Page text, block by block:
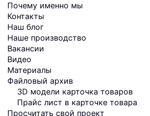
Почему именно мы
Контакты
Наш блог
Наше производство
Вакансии
Видео
Материалы
Файловый архив
3D модели карточка товаров
Прайс лист в карточке товара
Просчитать свой проект